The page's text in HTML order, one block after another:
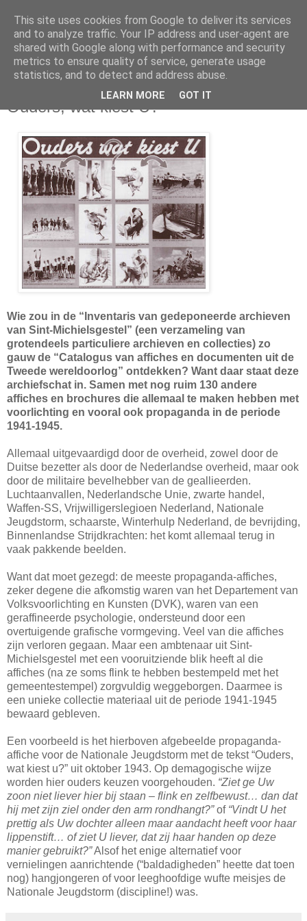
maandag 7 november 2011
Ouders, wat kiest U?
Wie zou in de “Inventaris van gedeponeerde archieven
van Sint-Michielsgestel” (een verzameling van
grotendeels particuliere archieven en collecties) zo
gauw de “Catalogus van affiches en documenten uit de
Tweede wereldoorlog” ontdekken? Want daar staat deze
archiefschat in. Samen met nog ruim 130 andere
affiches en brochures die allemaal te maken hebben met
voorlichting en vooral ook propaganda in de periode
1941-1945.
Allemaal uitgevaardigd door de overheid, zowel door de
Duitse bezetter als door de Nederlandse overheid, maar ook
door de militaire bevelhebber van de geallieerden.
Luchtaanvallen, Nederlandsche Unie, zwarte handel,
Waffen-SS, Vrijwilligerslegioen Nederland, Nationale
Jeugdstorm, schaarste, Winterhulp Nederland, de bevrijding,
Binnenlandse Strijdkrachten: het komt allemaal terug in
vaak pakkende beelden.
Want dat moet gezegd: de meeste propaganda-affiches,
zeker degene die afkomstig waren van het Departement van
Volksvoorlichting en Kunsten (DVK), waren van een
geraffineerde psychologie, ondersteund door een
overtuigende grafische vormgeving. Veel van die affiches
zijn verloren gegaan. Maar een ambtenaar uit Sint-
Michielsgestel met een vooruitziende blik heeft al die
affiches (na ze soms flink te hebben bestempeld met het
gemeentestempel) zorgvuldig weggeborgen. Daarmee is
een unieke collectie materiaal uit de periode 1941-1945
bewaard gebleven.
Een voorbeeld is het hierboven afgebeelde propaganda-
affiche voor de Nationale Jeugdstorm met de tekst “Ouders,
wat kiest u?” uit oktober 1943. Op demagogische wijze
worden hier ouders keuzen voorgehouden. “Ziet ge Uw
zoon niet liever hier bij staan – flink en zelfbewust… dan dat
hij met zijn ziel onder den arm rondhangt?”of “Vindt U het
prettig als Uw dochter alleen maar aandacht heeft voor haar
lippenstift… of ziet U liever, dat zij haar handen op deze
manier gebruikt?”Alsof het enige alternatief voor
vernielingen aanrichtende (“baldadigheden” heette dat toen
nog) hangjongeren of voor leeghoofdige wufte meisjes de
Nationale Jeugdstorm (discipline!) was.
This site uses cookies from Google to deliver its services
and to analyze traffic. Your IP address and user-agent are
shared with Google along with performance and security
metrics to ensure quality of service, generate usage
statistics, and to detect and address abuse.
LEARN MORE GOT IT